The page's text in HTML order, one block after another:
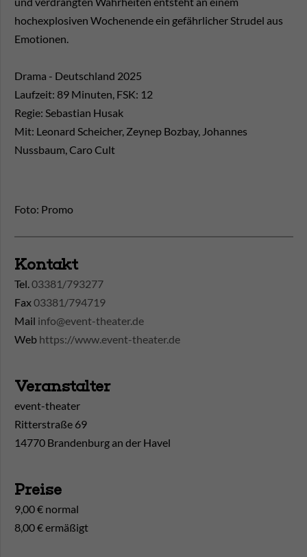
hochexplosiven Wochenende ein gefährlicher Strudel aus
Emotionen.
Drama - Deutschland 2025
Laufzeit: 89 Minuten, FSK: 12
Regie: Sebastian Husak
Mit: Leonard Scheicher, Zeynep Bozbay, Johannes
Nussbaum, Caro Cult
Foto: Promo
Kontakt
Tel.03381/793277
Fax03381/794719
Mail info@event-theater.de
Web https://www.event-theater.de
Veranstalter
event-theater
Ritterstraße 69
14770 Brandenburg an der Havel
Preise
9,00 € normal
8,00 € ermäßigt